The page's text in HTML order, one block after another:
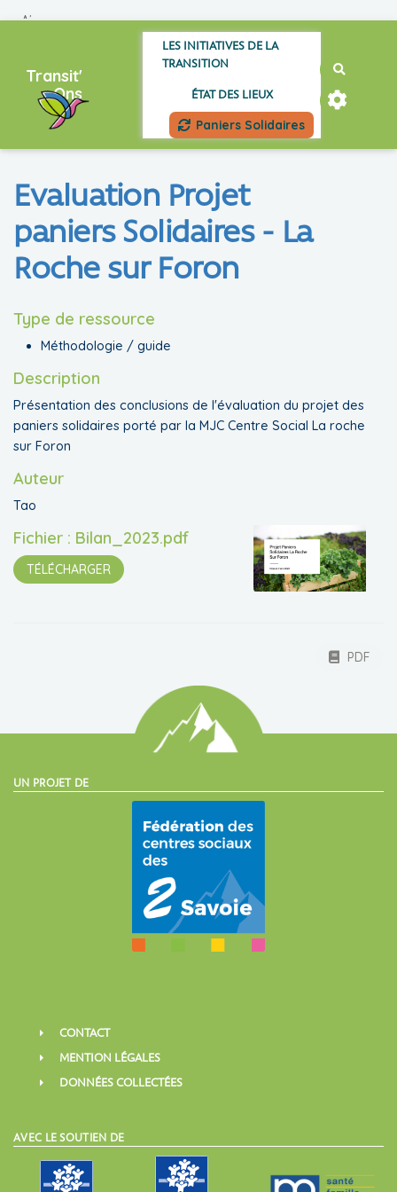
ALLER AU CONTENU PRINCIPAL
Transit'
Ons
LES INITIATIVES DE LA
TRANSITION
ÉTAT DES LIEUX
Paniers Solidaires
Evaluation Projet
paniers Solidaires - La
Roche sur Foron
Type de ressource
Méthodologie / guide
Description
Présentation des conclusions de l'évaluation du projet des
paniers solidaires porté par la MJC Centre Social La roche
sur Foron
Auteur
Tao
Fichier : Bilan_2023.pdf
TÉLÉCHARGER
PDF
UN PROJET DE
CONTACT
MENTION LÉGALES
DONNÉES COLLECTÉES
AVEC LE SOUTIEN DE